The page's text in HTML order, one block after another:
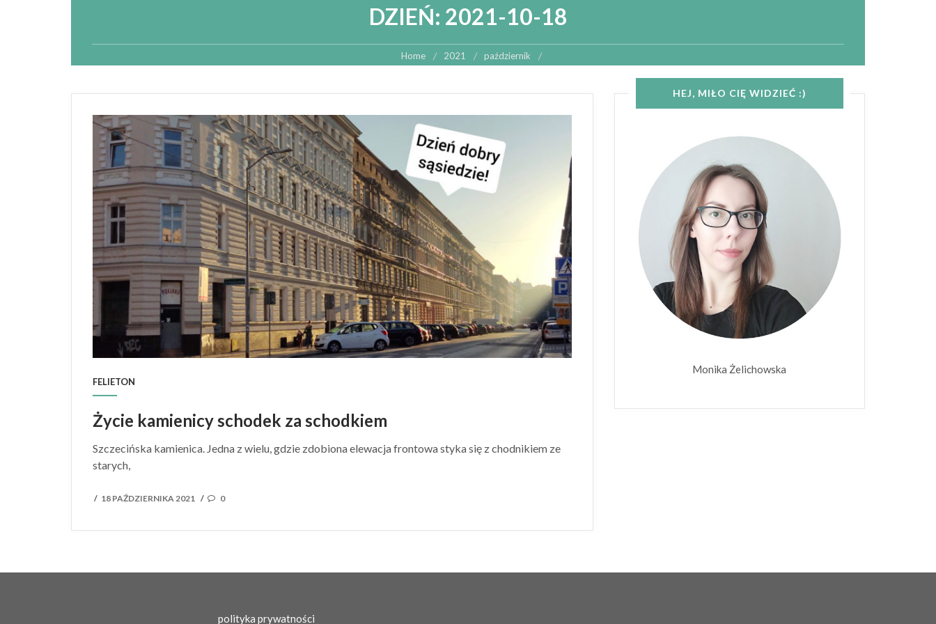
DZIEŃ: 2021-10-18
Home 2021 październik
FELIETON
Życie kamienicy schodek za schodkiem
Szczecińska kamienica. Jedna z wielu, gdzie zdobiona elewacja frontowa styka się z chodnikiem ze
starych,
/ POSTED
18 PAŹDZIERNIKA 2021 / 0
HEJ, MIŁO CIĘ WIDZIEĆ :)
Monika Żelichowska
polityka prywatności